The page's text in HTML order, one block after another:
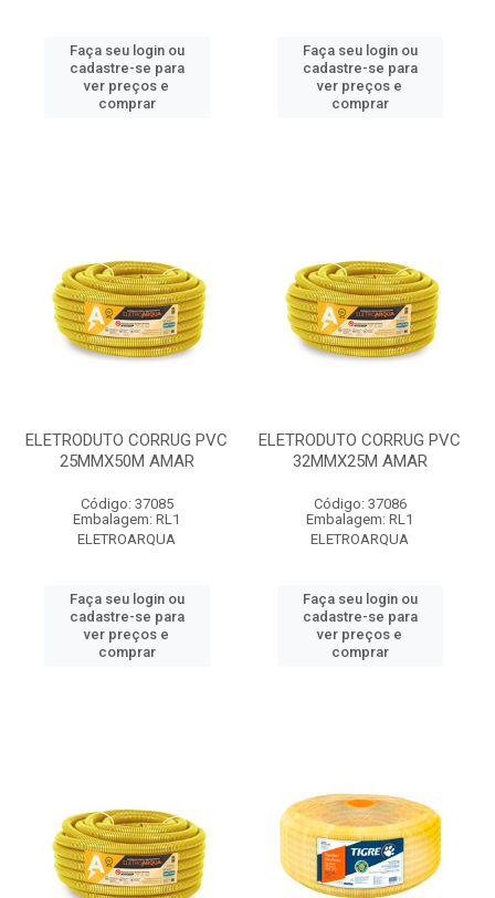
Faça seu login ou
cadastre-se para
ver preços e
comprar
Faça seu login ou
cadastre-se para
ver preços e
comprar
ELETRODUTO CORRUG PVC
25MMX50M AMAR
Código: 37085
Embalagem: RL1
ELETROARQUA
Faça seu login ou
cadastre-se para
ver preços e
comprar
ELETRODUTO CORRUG PVC
32MMX25M AMAR
Código: 37086
Embalagem: RL1
ELETROARQUA
Faça seu login ou
cadastre-se para
ver preços e
comprar